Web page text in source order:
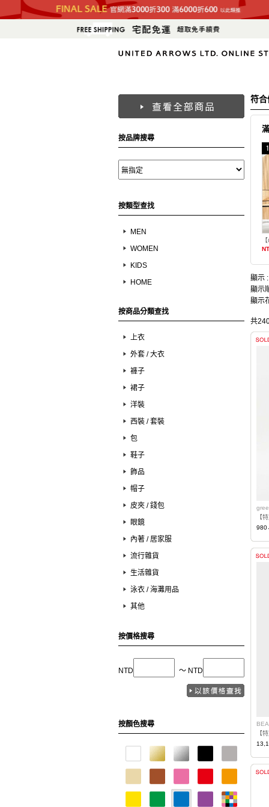
按品牌搜尋
按類型查找
MEN
WOMEN
KIDS
HOME
按商品分類查找
上衣
外套 / 大衣
褲子
裙子
洋裝
西裝 / 套裝
包
鞋子
飾品
帽子
皮夾 / 錢包
眼鏡
內著 / 居家服
流行雜貨
生活雜貨
泳衣 / 海灘用品
其他
按價格搜尋
NTD 〜 NTD
按顏色搜尋
符合
顯示
顯示
顯示
共
【